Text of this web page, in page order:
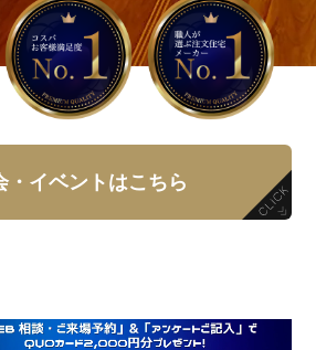
・イベントはこちら